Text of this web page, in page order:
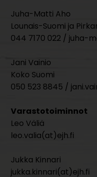
Juha-Matti Aho
Lounais-Suomi ja
044 7170 022 / juha-
Jani Vainio
Koko Suomi
050 523 8845 /
Varastotoiminnot
Leo Väliä
leo.valia(at)ejh.fi
Jukka Kinnari
jukka.kinnari(at)ejh.fi